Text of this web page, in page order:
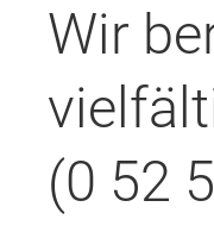
Wir
(0 52